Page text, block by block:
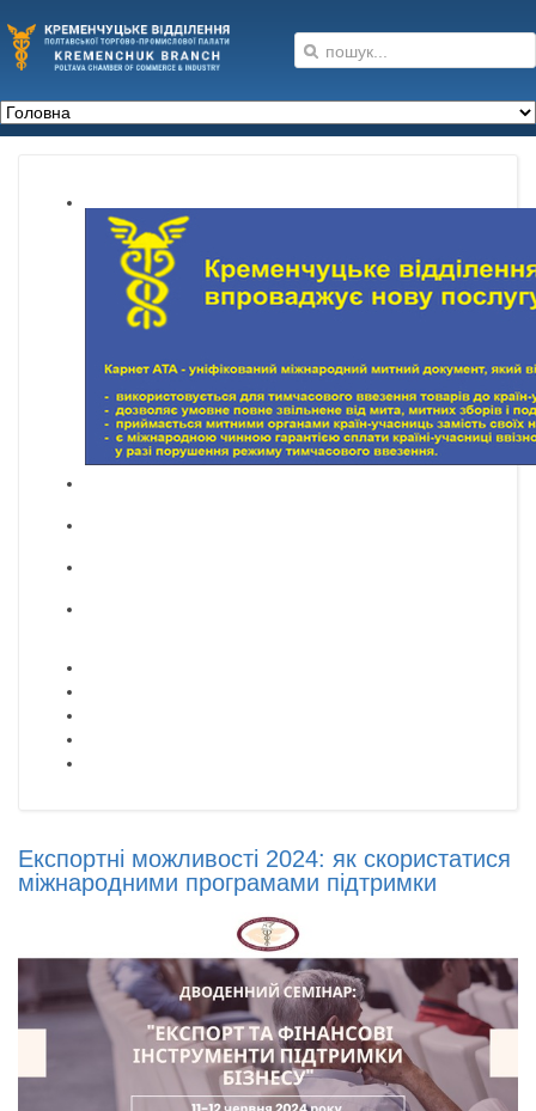
Експортні можливості 2024: як скористатися
міжнародними програмами підтримки